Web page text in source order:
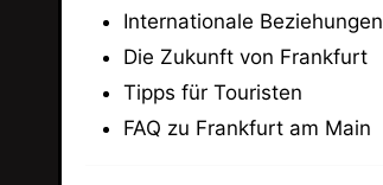
Internationale Beziehungen
Die Zukunft von Frankfurt
Tipps für Touristen
FAQ zu Frankfurt am Main